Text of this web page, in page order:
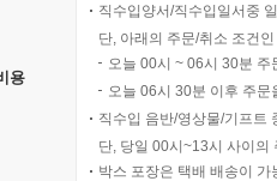
용
직수입양서/직수입일서중
단, 아래의 주문/취소 조건
오늘 00시 ~ 06시 30분
오늘 06시 30분 이후 주
직수입 음반/영상물/기프트
단, 당일 00시~13시 사이의
박스 포장은 택배 배송이